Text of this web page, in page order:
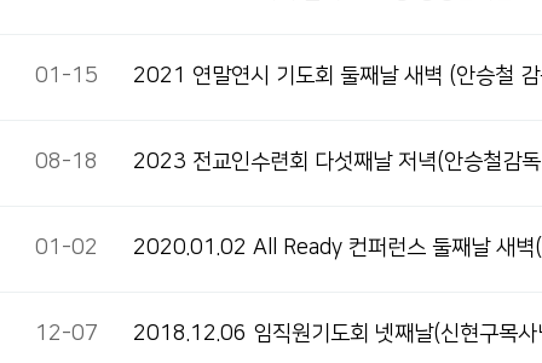
01-15 2021 연말연시 기도회 둘째날 새벽 (안승철
08-18 2023 전교인수련회 다섯째날 저녁(안승철감
01-02 2020.01.02 All Ready 컨퍼런스 둘째날 새벽
12-07 2018.12.06 임직원기도회 넷째날(신현구목사